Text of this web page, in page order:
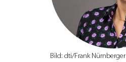
Bild: dti/Frank Nürnberger